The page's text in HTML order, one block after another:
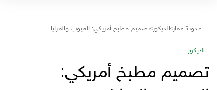
مدونة عقار>الديكور>تصميم مطبخ أمريكي: العيوب والمزايا
الديكور
تصميم مطبخ أمريكي: